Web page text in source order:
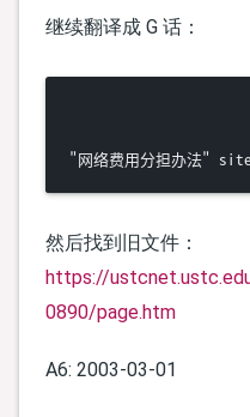
继续翻译成 G 话：
然后找到旧文件：
https://
0890/page.htm
A6: 2003-03-01